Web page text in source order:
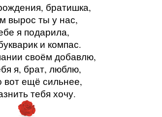
братишка,
вырос ты у нас,
я подарила,
и компас.
своём добавлю,
я, брат, люблю,
вот ещё сильнее,
тебя хочу.